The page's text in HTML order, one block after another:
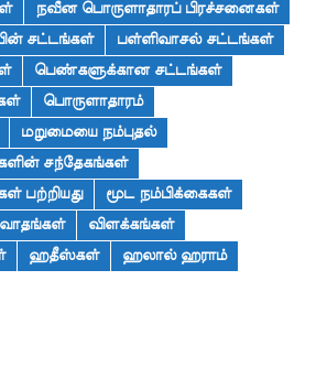
நவீன பொருளாதாரப் பிரச்சனைகள்
சட்டங்கள்
பள்ளிவாசல் சட்டங்கள்
பெண்களுக்கான சட்டங்கள்
பொருளாதாரம்
மறுமையை நம்புதல்
சந்தேகங்கள்
பற்றியது
மூட நம்பிக்கைகள்
விளக்கங்கள்
ஹதீஸ்கள் ஹலால் ஹராம்